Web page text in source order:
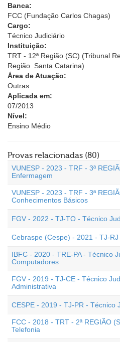
Banca:
FCC (Fundação Carlos Chagas)
Cargo:
Técnico Judiciário
Instituição:
TRT - 12ª Região (SC) (Tribunal
Região  Santa Catarina)
Área de Atuação:
Outras
Aplicada em:
07/2013
Nível:
Ensino Médio
Provas relacionadas (80)
VUNESP - 2023 - TRF - 3ª
Enfermagem
VUNESP - 2023 - TRF - 3ª
Conhecimentos Básicos
FGV - 2022 - TJ-TO - Técnico
Cebraspe (Cespe) - 2021 - TJ-
IBFC - 2020 - TRE-PA - Técnico
Computadores
FGV - 2019 - TJ-CE - Técnico
Administrativa
CESPE - 2019 - TJ-PR - Técnico
FCC - 2018 - TRT - 2ª REGIÃO
Telefonia